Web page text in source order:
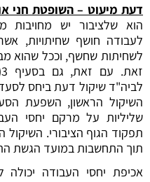
דעת מיעוט – השופטת חני
הוא שלציבור יש מחויבות
לעבודה חושף שחיתויות,
לשחיתות שחשף, וככל שהוא
לביה"ד שיקול דעת ביחס
השיקול הראשון, השפעת
שליליות על מרקם יחסי
תפקוד הגוף הציבורי.
תוך התחשבות במועד הגשת
אכיפת יחסי העבודה